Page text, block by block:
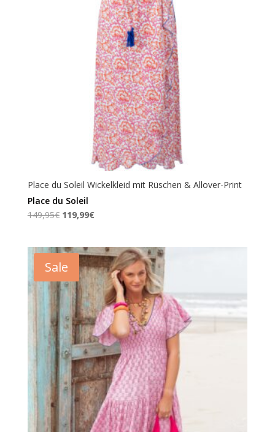
Place du Soleil Wickelkleid mit Rüschen & Allover-Print
Place du Soleil
149,95€ Ursprünglicher
149,95€
119,99€Aktueller
119,99€.
Sale